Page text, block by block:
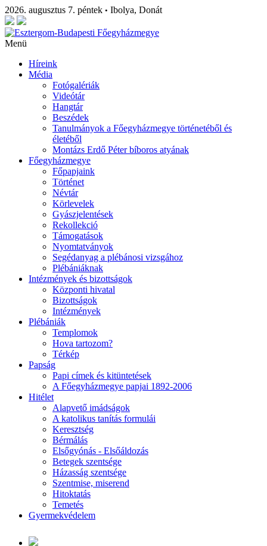
2026. augusztus 7. péntek • Ibolya, Donát
Menü
Híreink
Média
Fotógalériák
Videótár
Hangtár
Beszédek
Tanulmányok a Főegyházmegye történetéből és
életéből
Montázs Erdő Péter bíboros atyának
Főegyházmegye
Főpapjaink
Történet
Névtár
Körlevelek
Gyászjelentések
Rekollekció
Támogatások
Nyomtatványok
Segédanyag a plébánosi vizsgához
Plébániáknak
Intézmények és bizottságok
Központi hivatal
Bizottságok
Intézmények
Plébániák
Templomok
Hova tartozom?
Térkép
Papság
Papi címek és kitüntetések
A Főegyházmegye papjai 1892-2006
Hitélet
Alapvető imádságok
A katolikus tanítás formulái
Keresztség
Bérmálás
Elsőgyónás - Elsőáldozás
Betegek szentsége
Házasság szentsége
Szentmise, miserend
Hitoktatás
Temetés
Gyermekvédelem